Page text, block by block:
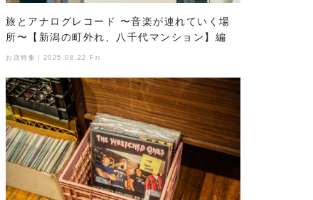
旅とアナログレコード 〜音楽が連れていく場
所〜【新潟の町外れ、八千代マンション】編
お店特集｜2025.08.22 Fri